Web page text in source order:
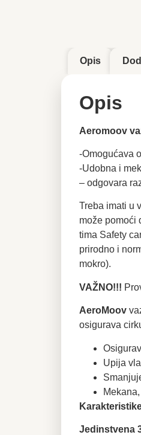
Opis
Opis
Aeromoov
-Omogućava
-Udobna i
– odgovara
Treba imati u
može pomoći
tima Safety
prirodno i
mokro).
VAŽNO!!!
AeroMoov
osigurava
Upija
Jedinstvena